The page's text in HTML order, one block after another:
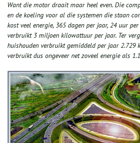
Want die motor draait maar heel even. Die
en de koeling voor al die systemen die staan
kost veel energie, 365 dagen per jaar, 24 uur
verbruikt 3 miljoen kilowattuur per jaar. Ter
huishouden verbruikt gemiddeld per jaar 2.729
verbruikt dus ongeveer net zoveel energie als